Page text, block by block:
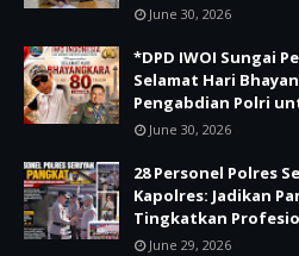
June 30, 2026
*DPD IWOI Sungai
Selamat Hari
Pengabdian Polri
June 30, 2026
28 Personel Polres
Kapolres: Jadikan
Tingkatkan
June 29, 2026